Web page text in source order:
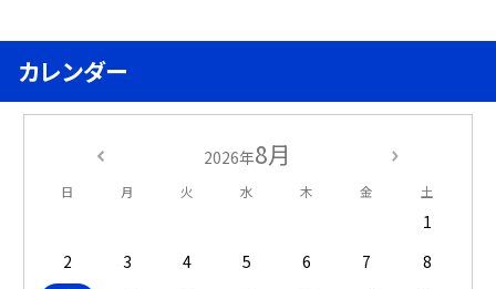
カレンダー
2026年8月
日 月 火 水 木 金 土
1
2
3 4 5 6 7
8